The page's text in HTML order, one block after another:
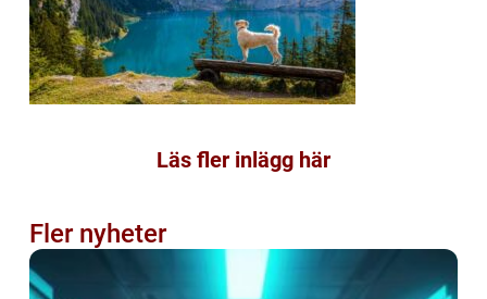
Läs fler inlägg här
Fler nyheter